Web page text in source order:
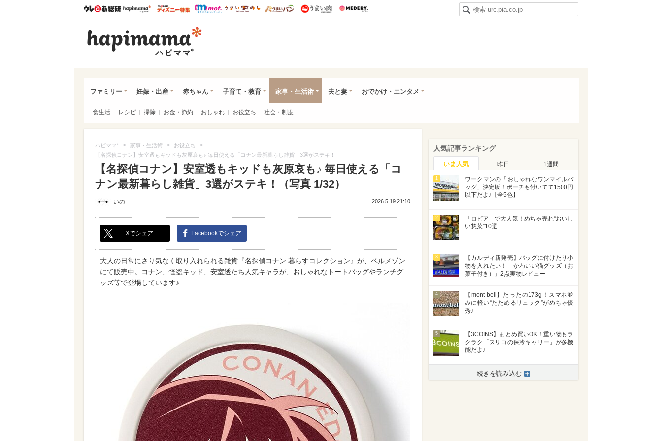
ウレぴあ総研ハピママ* ウレぴあ総研 ディズニー特集
mimot. うまいめし うまいパン うまい肉
ファミリー 妊娠・出産 赤ちゃん 子育て・教育 家事・生活術 夫と妻 おでかけ・エンタメ
食生活 レシピ 掃除 お金・節約 おしゃれ お役立ち 社会・制度
ハピママ* > 家事・生活術 > お役立ち >
【名探偵コナン】安室透もキッドも灰原哀も♪ 毎日使える「コナン最新暮らし雑貨」3選がステキ！
【名探偵コナン】安室透もキッドも灰原哀も♪ 毎日使える「コ
ナン最新暮らし雑貨」3選がステキ！（写真 1/32）
いの 2026.5.19 21:10
Xでシェア Facebookでシェア
大人の日常にさり気なく取り入れられる雑貨『名探偵コナン 暮らすコレクション』が、ベルメゾン
にて販売中。コナン、怪盗キッド、安室透たち人気キャラが、おしゃれなトートバッグやランチグ
ッズ等で登場しています♪
人気記事ランキング
いま人気 昨日 1週間
1
ワークマンの「おしゃれなワンマイルバ
ッグ」決定版！ポーチも付いてて1500円
以下だよ♪【全5色】
2
「ロピア」で大人気！めちゃ売れ“おいし
い惣菜”10選
3
【カルディ新発売】バッグに付けたり小
物を入れたい！「かわいい猫グッズ（お
菓子付き）」2点実物レビュー
4
【mont-bell】たったの173g！スマホ並
みに軽い“たためるリュック”がめちゃ優
秀♪
5
【3COINS】まとめ買いOK！重い物もラ
クラク「スリコの保冷キャリー」が多機
能だよ♪
続きを読み込む